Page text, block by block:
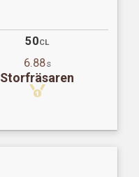
50CL
6.88s
Storfräsaren